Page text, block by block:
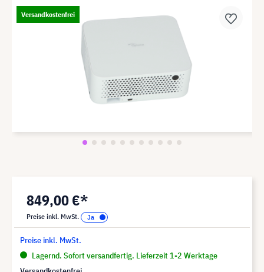
Versandkostenfrei
849,00 €*
Preise inkl. MwSt.
Preise inkl. MwSt.
Lagernd. Sofort versandfertig. Lieferzeit 1-2 Werktage